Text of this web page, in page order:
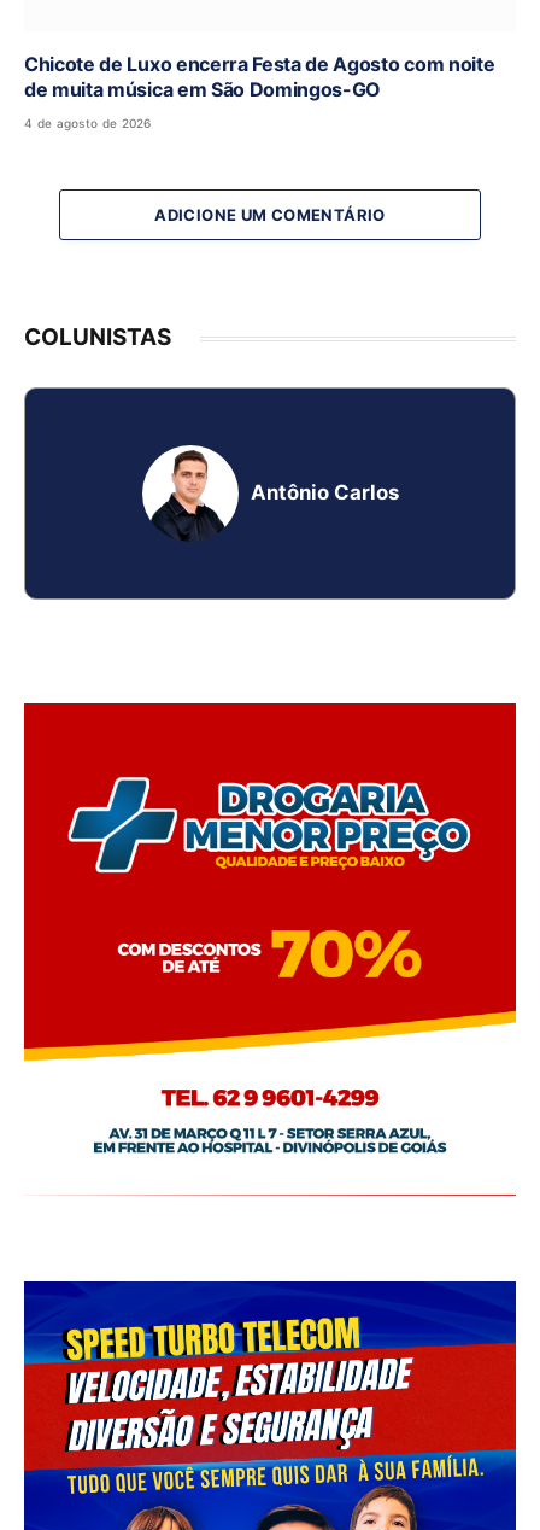
Chicote de Luxo encerra Festa de Agosto com noite
de muita música em São Domingos-GO
4 de agosto de 2026
ADICIONE UM COMENTÁRIO
COLUNISTAS
Antônio Carlos